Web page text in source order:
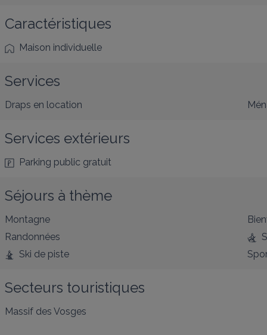
Caractéristiques
Maison individuelle
Services
Draps en location
Services extérieurs
Parking public gratuit
Séjours à thème
Montagne
Randonnées
Ski de piste
Secteurs touristiques
Massif des Vosges